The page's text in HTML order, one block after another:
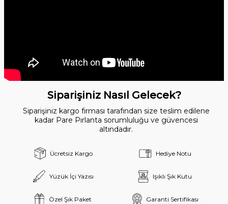
Siparişiniz Nasıl Gelecek?
Siparişiniz kargo firması tarafından size teslim edilene
kadar Pare Pırlanta sorumluluğu ve güvencesi
altındadır.
Ücretsiz Kargo Hediye Notu
Yüzük İçi Yazısı Işıklı Şık Kutu
Özel Şık Paket Garanti Sertifikası